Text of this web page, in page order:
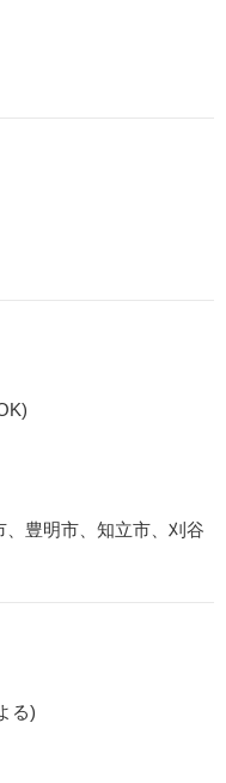
豊明市、知立市、刈谷
る)